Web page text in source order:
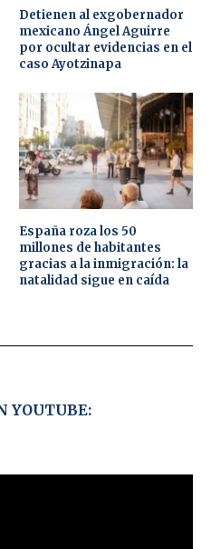
Detienen al exgobernador
mexicano Ángel Aguirre
por ocultar evidencias en el
caso Ayotzinapa
España roza los 50
millones de habitantes
gracias a la inmigración: la
natalidad sigue en caída
YOUTUBE: